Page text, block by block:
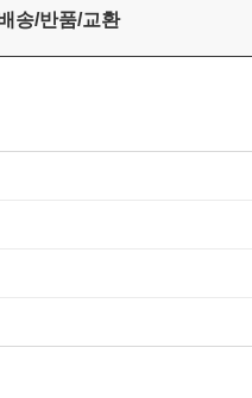
송/반품/교환